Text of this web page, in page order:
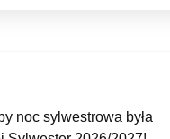
noc sylwestrowa była